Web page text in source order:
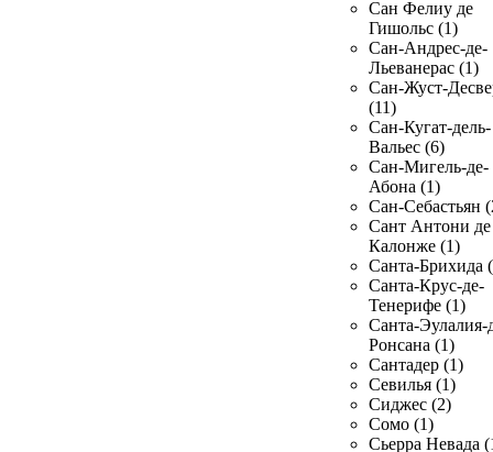
Сан Фелиу де
Гишольс (1)
Сан-Андрес-де-
Льеванерас (1)
Сан-Жуст-
(11)
Сан-Кугат-дель-
Вальес (6)
Сан-Мигель-де-
Абона (1)
Сан-Себастьян
Сант Антони де
Калонже (1)
Санта-Брихида
Санта-Крус-де-
Тенерифе (1)
Санта-Эулалия-
Ронсана (1)
Сантадер (1)
Севилья (1)
Сиджес (2)
Сомо (1)
Сьерра Невада